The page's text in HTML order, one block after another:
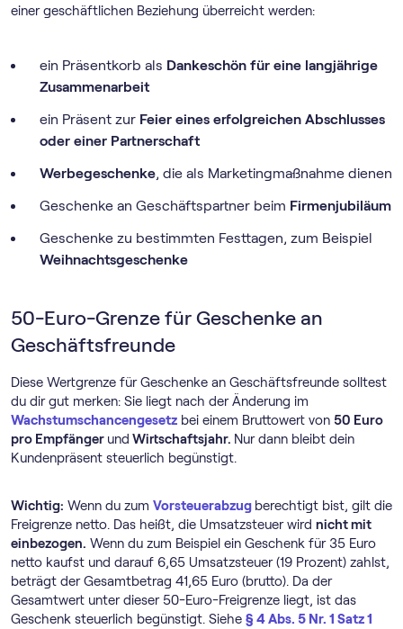
einer geschäftlichen Beziehung überreicht werden:
ein Präsentkorb als Dankeschön für eine langjährige
Zusammenarbeit
ein Präsent zur Feier eines erfolgreichen Abschlusses
oder einer Partnerschaft
Werbegeschenke, die als Marketingmaßnahme dienen
Geschenke an Geschäftspartner beim Firmenjubiläum
Geschenke zu bestimmten Festtagen, zum Beispiel
Weihnachtsgeschenke
50-Euro-Grenze für Geschenke an
Geschäftsfreunde
Diese Wertgrenze für Geschenke an Geschäftsfreunde solltest
du dir gut merken: Sie liegt nach der Änderung im
Wachstumschancengesetz bei einem Bruttowert von 50 Euro
pro Empfänger und Wirtschaftsjahr. Nur dann bleibt dein
Kundenpräsent steuerlich begünstigt.
Wichtig: Wenn du zum Vorsteuerabzug berechtigt bist, gilt die
Freigrenze netto. Das heißt, die Umsatzsteuer wird nicht mit
einbezogen. Wenn du zum Beispiel ein Geschenk für 35 Euro
netto kaufst und darauf 6,65 Umsatzsteuer (19 Prozent) zahlst,
beträgt der Gesamtbetrag 41,65 Euro (brutto). Da der
Gesamtwert unter dieser 50-Euro-Freigrenze liegt, ist das
Geschenk steuerlich begünstigt. Siehe § 4 Abs. 5 Nr. 1 Satz 1